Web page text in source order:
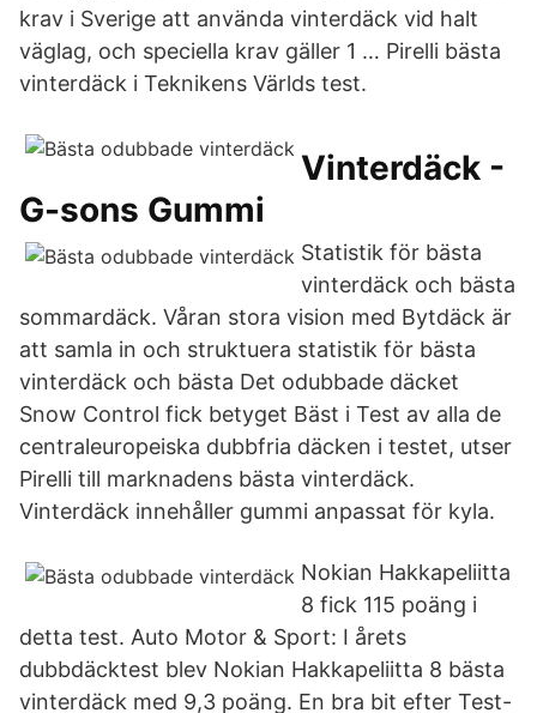
krav i Sverige att använda vinterdäck vid halt
väglag, och speciella krav gäller 1 … Pirelli bästa
vinterdäck i Teknikens Världs test.
Vinterdäck -
G-sons Gummi
Statistik för bästa
vinterdäck och bästa
sommardäck. Våran stora vision med Bytdäck är
att samla in och struktuera statistik för bästa
vinterdäck och bästa Det odubbade däcket
Snow Control fick betyget Bäst i Test av alla de
centraleuropeiska dubbfria däcken i testet, utser
Pirelli till marknadens bästa vinterdäck.
Vinterdäck innehåller gummi anpassat för kyla.
Nokian Hakkapeliitta
8 fick 115 poäng i
detta test. Auto Motor & Sport: I årets
dubbdäcktest blev Nokian Hakkapeliitta 8 bästa
vinterdäck med 9,3 poäng. En bra bit efter Test-